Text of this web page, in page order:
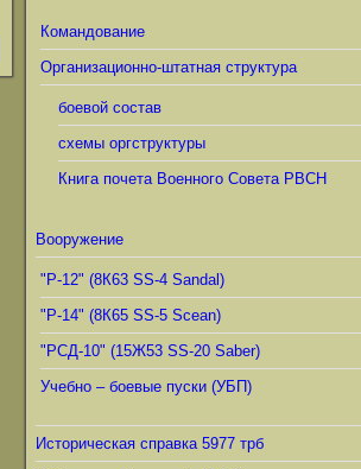
Командование
Организационно-штатная структура
боевой состав
схемы оргструктуры
Книга почета Военного Совета РВСН
Вооружение
"Р-12" (8К63 SS-4 Sandal)
"Р-14" (8К65 SS-5 Scean)
"РСД-10" (15Ж53 SS-20 Saber)
Учебно – боевые пуски (УБП)
Историческая справка 5977 трб